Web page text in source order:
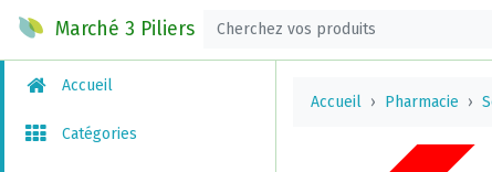
Marché 3 Piliers
Accueil
Catégories
Accueil Pharmacie